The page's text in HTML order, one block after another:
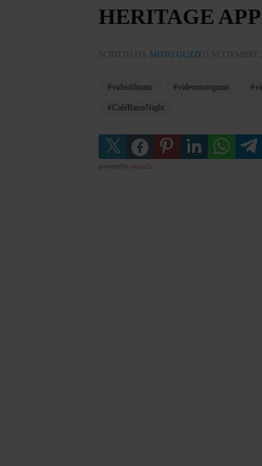
HERITAGE
SCRITTO DA MOTO GUZZI 21 SETTEMBRE
videofilmato videomotoguzzi
CaféRacerNight
powered by social2s